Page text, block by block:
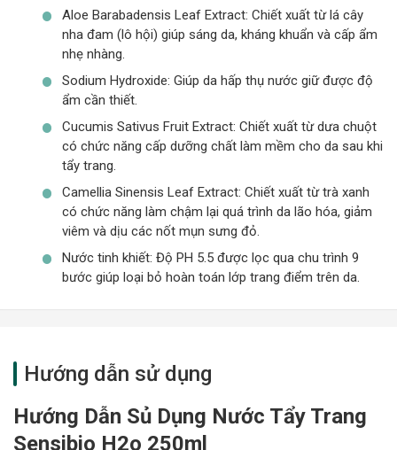
Aloe Barabadensis Leaf Extract: Chiết xuất từ lá cây
nha đam (lô hội) giúp sáng da, kháng khuẩn và cấp ẩm
nhẹ nhàng.
Sodium Hydroxide: Giúp da hấp thụ nước giữ được độ
ẩm cần thiết.
Cucumis Sativus Fruit Extract: Chiết xuất từ dưa chuột
có chức năng cấp dưỡng chất làm mềm cho da sau khi
tẩy trang.
Camellia Sinensis Leaf Extract: Chiết xuất từ trà xanh
có chức năng làm chậm lại quá trình da lão hóa, giảm
viêm và dịu các nốt mụn sưng đỏ.
Nước tinh khiết: Độ PH 5.5 được lọc qua chu trình 9
bước giúp loại bỏ hoàn toán lớp trang điểm trên da.
Hướng dẫn sử dụng
Hướng Dẫn Sủ Dụng Nước Tẩy Trang
Sensibio H2o 250ml